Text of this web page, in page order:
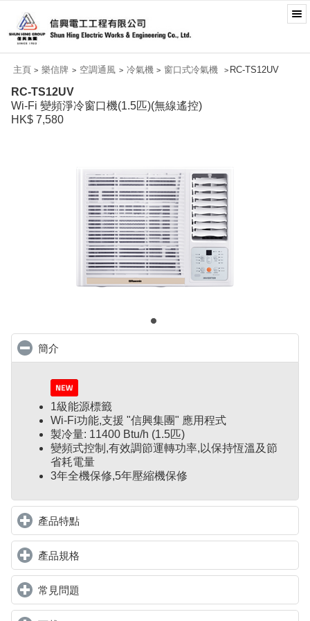
主頁 > 樂信牌 > 空調通風 > 冷氣機 > 窗口式冷氣機 > RC-TS12UV
RC-TS12UV
Wi-Fi 變頻淨冷窗口機(1.5匹)(無線遙控)
HK$ 7,580
簡介
1級能源標籤
Wi-Fi功能,支援 "信興集團" 應用程式
製冷量: 11400 Btu/h (1.5匹)
變頻式控制 ,有效調節運轉功率,以保持恆溫及節
省耗電量
3年全機保修,5年壓縮機保修
產品特點click to expand contents
產品規格
常見問題